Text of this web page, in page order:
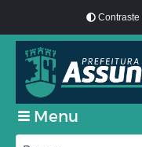
Contraste
Menu